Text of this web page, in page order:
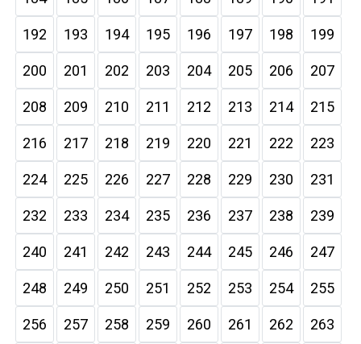
192 193 194 195 196 197 198 199
200 201 202 203 204 205 206 207
208 209 210 211 212 213 214 215
216 217 218 219 220 221 222 223
224 225 226 227 228 229 230 231
232 233 234 235 236 237 238 239
240 241 242 243 244 245 246 247
248 249 250 251 252 253 254 255
256 257 258 259 260 261 262 263